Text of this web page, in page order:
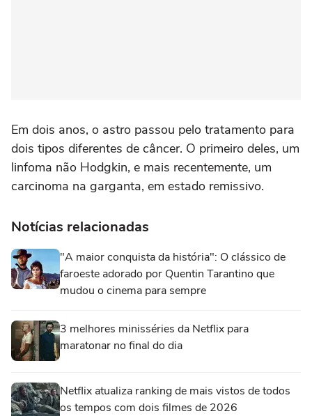
Em dois anos, o astro passou pelo tratamento para
dois tipos diferentes de câncer. O primeiro deles, um
linfoma não Hodgkin, e mais recentemente, um
carcinoma na garganta, em estado remissivo.
Notícias relacionadas
"A maior conquista da história": O clássico de
faroeste adorado por Quentin Tarantino que
mudou o cinema para sempre
3 melhores minisséries da Netflix para
maratonar no final do dia
Netflix atualiza ranking de mais vistos de todos
os tempos com dois filmes de 2026